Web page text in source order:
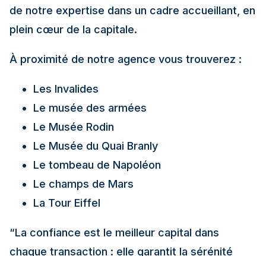
de notre expertise dans un cadre accueillant, en
plein cœur de la capitale.
À proximité de notre agence vous trouverez :
Les Invalides
Le musée des armées
Le Musée Rodin
Le Musée du Quai Branly
Le tombeau de Napoléon
Le champs de Mars
La Tour Eiffel
“La confiance est le meilleur capital dans
chaque transaction : elle garantit la sérénité